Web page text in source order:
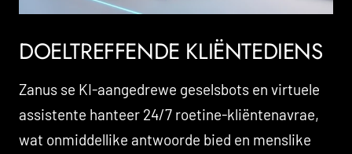
DOELTREFFENDE KLIËNTEDIENS
Zanus se KI-aangedrewe geselsbots en virtuele
assistente hanteer 24/7 roetine-kliëntenavrae,
wat onmiddellike antwoorde bied en menslike